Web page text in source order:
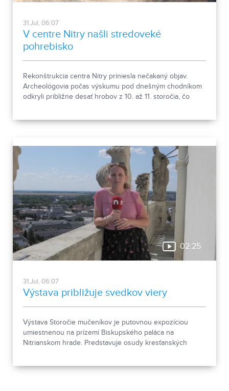
31.Jul, 06:07
V centre Nitry našli stredoveké
pohrebisko
Rekonštrukcia centra Nitry priniesla nečakaný objav.
Archeológovia počas výskumu pod dnešným chodníkom
odkryli približne desať hrobov z 10. až 11. storočia, čo
02:25
31.Jul, 06:07
Výstava približuje svedkov viery
Výstava Storočie mučeníkov je putovnou expozíciou
umiestnenou na prízemí Biskupského paláca na
Nitrianskom hrade. Predstavuje osudy kresťanských